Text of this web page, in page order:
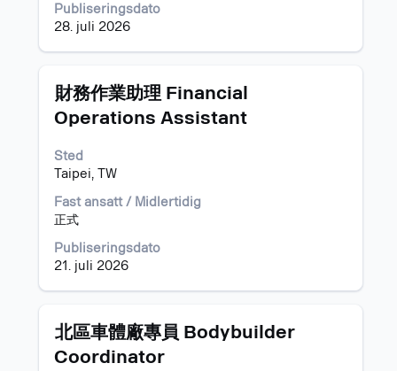
Publiseringsdato
28. juli 2026
i
jobbinformasjonen.
Tittel
財務作業助理 Financial
Operations Assistant
Sted
Taipei, TW
Fast ansatt / Midlertidig
正式
Publiseringsdato
21. juli 2026
Velg
med
mellomromstasten
å
vise
det
fullstendige
innholdet
i
jobbinformasjonen.
Tittel
北區車體廠專員 Bodybuilder
Coordinator
Velg
med
mellomromstasten